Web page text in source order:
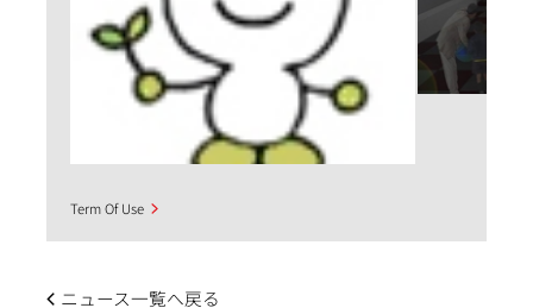
Term Of Use
ニュース一覧へ戻る